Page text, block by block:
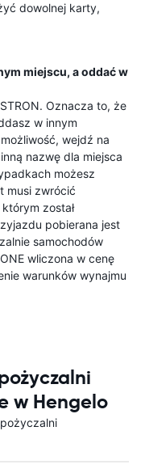
dowolnej karty,
miejscu, a oddać w
Oznacza to, że
w innym
wejdź na
nazwę dla miejsca
możesz
musi zwrócić
został
pobierana jest
samochodów
wliczona w cenę
warunków wynajmu
w Hengelo